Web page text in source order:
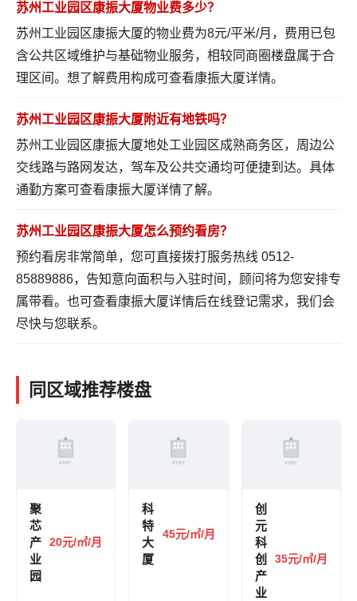
苏州工业园区康振大厦物业费多少？
苏州工业园区康振大厦的物业费为8元/平米/月，费用已包
含公共区域维护与基础物业服务，相较同商圈楼盘属于合
理区间。想了解费用构成可查看康振大厦详情。
苏州工业园区康振大厦附近有地铁吗？
苏州工业园区康振大厦地处工业园区成熟商务区，周边公
交线路与路网发达，驾车及公共交通均可便捷到达。具体
通勤方案可查看康振大厦详情了解。
苏州工业园区康振大厦怎么预约看房？
预约看房非常简单，您可直接拨打服务热线 0512-
85889886，告知意向面积与入驻时间，顾问将为您安排专
属带看。也可查看康振大厦详情后在线登记需求，我们会
尽快与您联系。
同区域推荐楼盘
聚
芯
产
业
园
20元/㎡/月
科
特
大
厦
45元/㎡/月
创
元
科
创
产
业
35元/㎡/月